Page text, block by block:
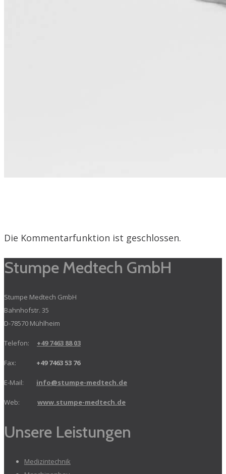
Die Kommentarfunktion ist geschlossen.
Stumpe Medtech GmbH
Stumpe Medtech GmbH
Bahnhofstr. 35
D-78570 Mühlheim
Telefon: +49 7463 88 03
Fax: +49 7463 53 76
E-Mail: info@stumpe-medtech.de
Web: www.stumpe-medtech.de
Unsere Leistungen
Medizintechnik